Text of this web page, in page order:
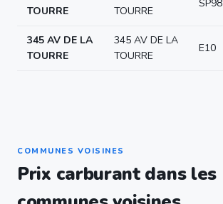
TOURRE
TOURRE
SP98
345 AV DE LA
TOURRE
345 AV DE LA
TOURRE
E10
COMMUNES VOISINES
Prix carburant dans les